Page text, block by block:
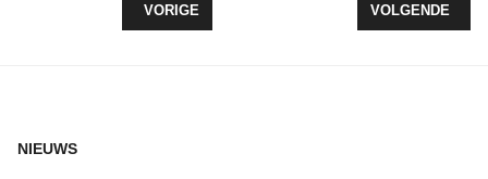
VORIG ARTIKEL: INTRODUCTIEWEKEN
VORIGE VOLGENDE
VOLGENDE
NIEUWS